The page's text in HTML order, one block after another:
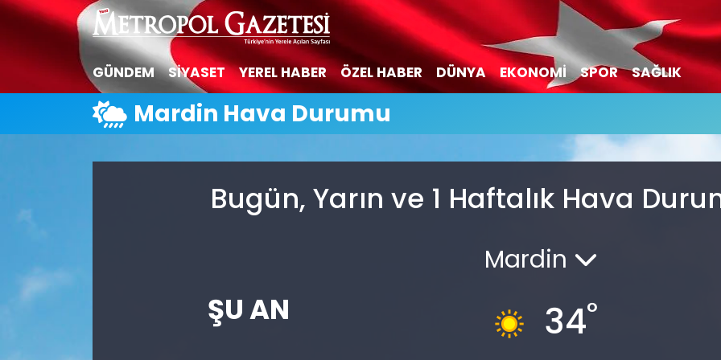
GÜNDEM SİYASET YEREL HABER ÖZEL HABER DÜNYA EKONOMİ SPOR SAĞLIK
Mardin Hava Durumu
Bugün, Yarın ve 1 Haftalık Hava
ŞU AN
Mardin
34°
Hava Durumu
Trafik Durumu